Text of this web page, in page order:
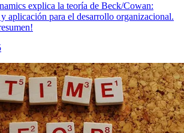
explica la teoría de Beck/Cowan:
y aplicación para el desarrollo organizacional.